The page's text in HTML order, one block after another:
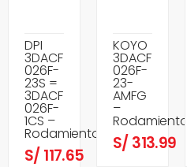
DPI
3DACF
026F-
23S =
3DACF
026F-
1CS –
Rodamientos
S/ 117.65
KOYO
3DACF
026F-
23-
AMFG
–
Rodamientos
S/ 313.99